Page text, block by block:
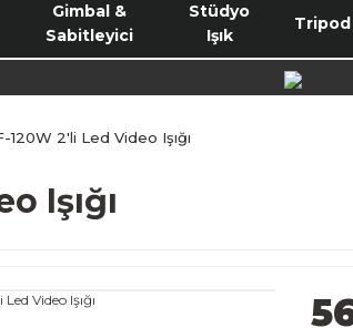
Gimbal &
Sabitleyici
Stüdyo
Işık
Tripod
120W 2'li Led Video Işığı
Işığı